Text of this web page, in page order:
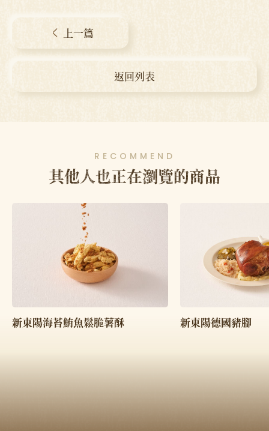
上一篇
返回列表
RECOMMEND
其他人也正在瀏覽的商品
新東陽海苔鮪魚鬆脆薯酥 新東陽德國豬腳